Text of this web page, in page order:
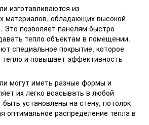
изготавливаются из
материалов, обладающих высокой
Это позволяет панелям быстро
тепло объектам в помещении.
специальное покрытие, которое
тепло и повышает эффективность
могут иметь разные формы и
их легко всасывать в любой
установлены на стену, потолок
оптимальное распределение тепла в